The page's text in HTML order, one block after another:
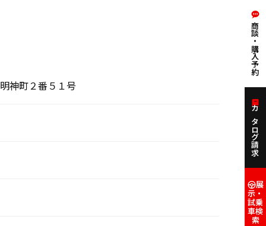
神町２番５１号
商談・購入予約
カタログ請求
展
示・
試乗
車検
索